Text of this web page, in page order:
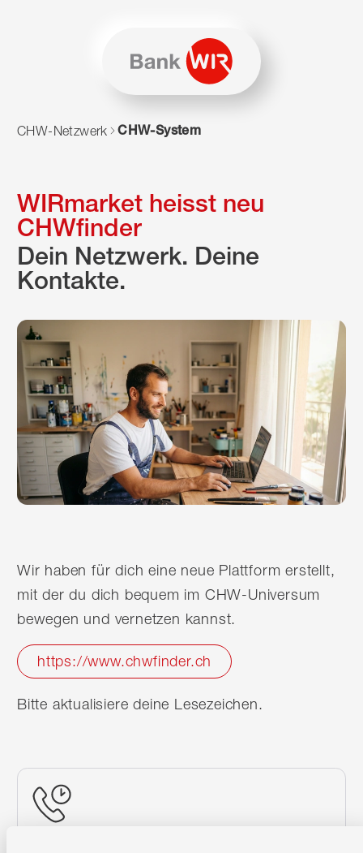
Zum Navigieren dieser Seite wird JavaScript benötigt.
CHW-Netzwerk CHW-System
WIRmarket heisst neu
CHWfinder
Dein Netzwerk. Deine
Kontakte.
Wir haben für dich eine neue Plattform erstellt,
mit der du dich bequem im CHW-Universum
bewegen und vernetzen kannst.
https://www.chwfinder.ch
Bitte aktualisiere deine Lesezeichen.